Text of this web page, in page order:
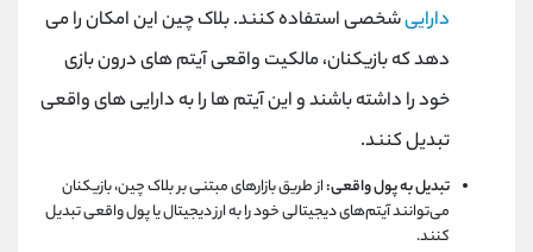
داراییشخصی استفاده کنند. بلاک چین این امکان را می
‌دهد که بازیکنان، مالکیت واقعی آیتم ‌های درون بازی
خود را داشته باشند و این آیتم ‌ها را به دارایی ‌های واقعی
تبدیل کنند.
تبدیل به پول واقعی:از طریق بازارهای مبتنی بر بلاک چین، بازیکنان
می‌توانند آیتم‌های دیجیتالی خود را به ارز دیجیتال یا پول واقعی تبدیل
کنند.